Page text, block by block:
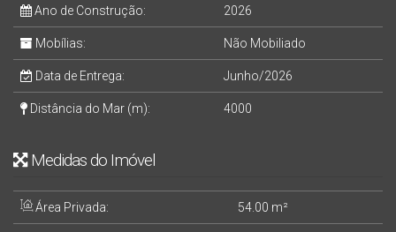
Ano de Construção: 2026
Mobílias: Não Mobiliado
Data de Entrega: Junho/2026
Distância do Mar (m): 4000
Medidas do Imóvel
Área Privada: 54 .00 m²